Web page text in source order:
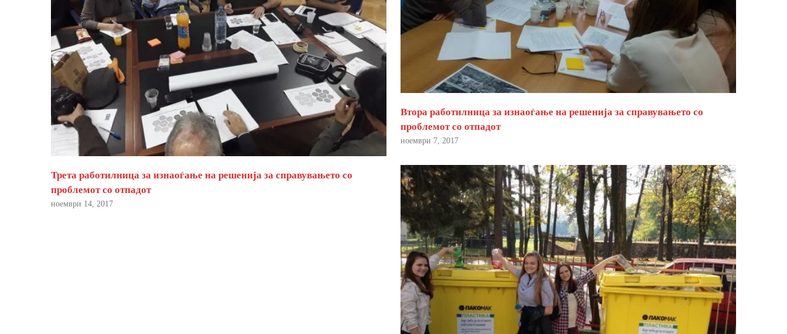
Трета работилница за изнаоѓање на решенија за справувањето со
проблемот со отпадот
ноември 14, 2017
Втора работилница за изнаоѓање на решенија за справувањето со
проблемот со отпадот
ноември 7, 2017